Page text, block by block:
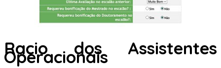
Racio dos Assistentes
Operacionais